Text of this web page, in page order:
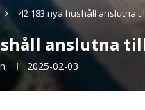
42 183 nya hushåll anslutna
anslutna
2025-02-03